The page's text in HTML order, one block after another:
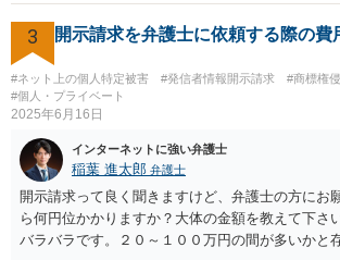
しては少しはっきりしないように思います。 こち
って出るかはこちらに都合よく契約書を解釈して
すが、裁判にもつれ込んだ場合、第三者の目から
が守られないとはっきり言えるのは相手が削除請
上はっきりするとき（例えばYouTubeへの通報な
させた時）となるかも知れません。 以上を前提に
は合意に基づく正当な権利だと主張し、相手が反
報・裁判等をしてきたら弁護士に依頼して対応す
す。
3 開示請求を弁護士に依頼する際の費
#ネット上の個人特定被害 #発信者情報開示請求
#商標権
#個人・プライベート
2025年6月16日
インターネットに強い弁護士
稲葉 進太郎 弁護士
開示請求って良く聞きますけど、弁護士の方にお
ら何円位かかりますか？大体の金額を教えて下さ
バラバラです。２０～１００万円の間が多いかと